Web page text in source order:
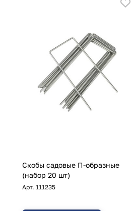
Скобы садовые П-образные
(набор 20 шт)
Арт. 111235